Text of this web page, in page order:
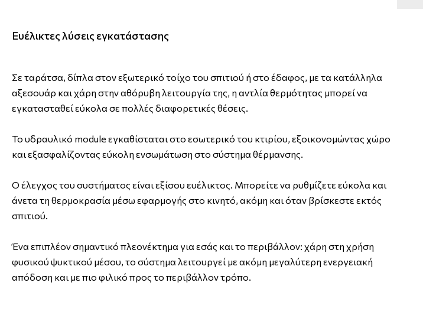
Ευέλικτες λύσεις εγκατάστασης
Σε ταράτσα, δίπλα στον εξωτερικό τοίχο του σπιτιού ή στο έδαφος, με τα κατάλληλα
αξεσουάρ και χάρη στην αθόρυβη λειτουργία της, η αντλία θερμότητας μπορεί να
εγκατασταθεί εύκολα σε πολλές διαφορετικές θέσεις.
Το υδραυλικό module εγκαθίσταται στο εσωτερικό του κτιρίου, εξοικονομώντας χώρο
και εξασφαλίζοντας εύκολη ενσωμάτωση στο σύστημα θέρμανσης.
Ο έλεγχος του συστήματος είναι εξίσου ευέλικτος. Μπορείτε να ρυθμίζετε εύκολα και
άνετα τη θερμοκρασία μέσω εφαρμογής στο κινητό, ακόμη και όταν βρίσκεστε εκτός
σπιτιού.
Ένα επιπλέον σημαντικό πλεονέκτημα για εσάς και το περιβάλλον: χάρη στη χρήση
φυσικού ψυκτικού μέσου, το σύστημα λειτουργεί με ακόμη μεγαλύτερη ενεργειακή
απόδοση και με πιο φιλικό προς το περιβάλλον τρόπο.